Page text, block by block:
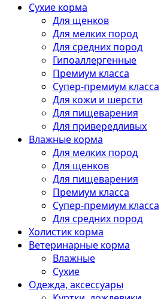
Сухие корма
Для щенков
Для мелких пород
Для средних пород
Гипоаллергенные
Премиум класса
Супер-премиум класса
Для кожи и шерсти
Для пищеварения
Для привередливых
Влажные корма
Для мелких пород
Для щенков
Для пищеварения
Премиум класса
Супер-премиум класса
Для средних пород
Холистик корма
Ветеринарные корма
Влажные
Сухие
Одежда, аксессуары